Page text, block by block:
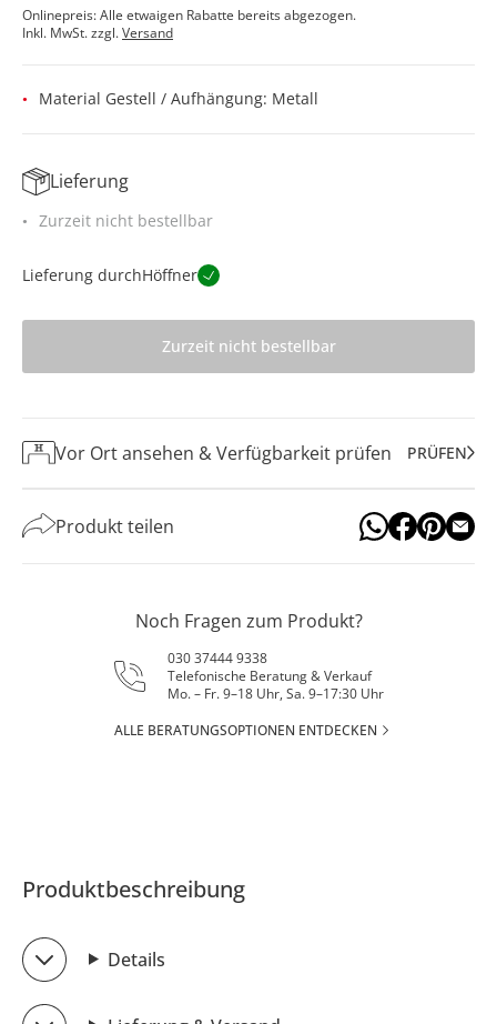
Onlinepreis: Alle etwaigen Rabatte bereits abgezogen.
Inkl. MwSt. zzgl.Versand
Material Gestell / Aufhängung: Metall
Lieferung
Zurzeit nicht bestellbar
Lieferung durchHöffner
Zurzeit nicht bestellbar
Vor Ort ansehen & Verfügbarkeit prüfen PRÜFEN
Produkt teilen
Noch Fragen zum Produkt?
030 37444 9338
Telefonische Beratung & Verkauf
Mo. – Fr. 9–18 Uhr, Sa. 9–17:30 Uhr
ALLE BERATUNGSOPTIONEN ENTDECKEN
Produktbeschreibung
Details